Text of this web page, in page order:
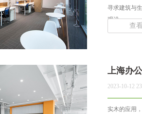
寻求建筑与
观设... ...
查
上海办
2023-10-12
实木的应用